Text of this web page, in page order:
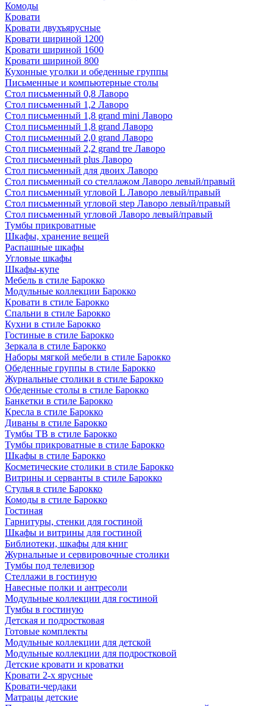
Комоды
Кровати
Кровати двухъярусные
Кровати шириной 1200
Кровати шириной 1600
Кровати шириной 800
Кухонные уголки и обеденные группы
Письменные и компьютерные столы
Стол письменный 0,8 Лаворо
Стол письменный 1,2 Лаворо
Стол письменный 1,8 grand mini Лаворо
Стол письменный 1,8 grand Лаворо
Стол письменный 2,0 grand Лаворо
Стол письменный 2,2 grand tre Лаворо
Стол письменный plus Лаворо
Стол письменный для двоих Лаворо
Стол письменный со стеллажом Лаворо левый/правый
Стол письменный угловой L Лаворо левый/правый
Стол письменный угловой step Лаворо левый/правый
Стол письменный угловой Лаворо левый/правый
Тумбы прикроватные
Шкафы, хранение вещей
Распашные шкафы
Угловые шкафы
Шкафы-купе
Мебель в стиле Барокко
Модульные коллекции Барокко
Кровати в стиле Барокко
Спальни в стиле Барокко
Кухни в стиле Барокко
Гостиные в стиле Барокко
Зеркала в стиле Барокко
Наборы мягкой мебели в стиле Барокко
Обеденные группы в стиле Барокко
Журнальные столики в стиле Барокко
Обеденные столы в стиле Барокко
Банкетки в стиле Барокко
Кресла в стиле Барокко
Диваны в стиле Барокко
Тумбы ТВ в стиле Барокко
Тумбы прикроватные в стиле Барокко
Шкафы в стиле Барокко
Косметические столики в стиле Барокко
Витрины и серванты в стиле Барокко
Стулья в стиле Барокко
Комоды в стиле Барокко
Гостиная
Гарнитуры, стенки для гостиной
Шкафы и витрины для гостиной
Библиотеки, шкафы для книг
Журнальные и сервировочные столики
Тумбы под телевизор
Стеллажи в гостиную
Навесные полки и антресоли
Модульные коллекции для гостиной
Тумбы в гостиную
Детская и подростковая
Готовые комплекты
Модульные коллекции для детской
Модульные коллекции для подростковой
Детские кровати и кроватки
Кровати 2-х ярусные
Кровати-чердаки
Матрацы детские